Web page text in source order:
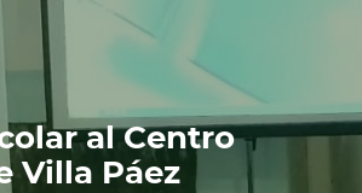
al Centro
Villa Páez